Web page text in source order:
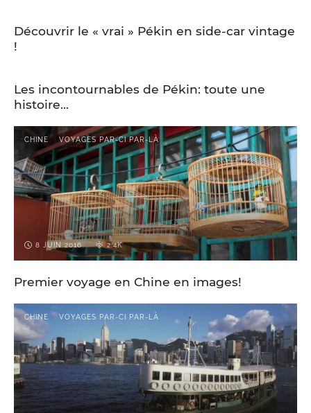
Découvrir le « vrai » Pékin en side-car vintage
!
Les incontournables de Pékin: toute une
histoire…
CHINE VOYAGES PAR-CI PAR-LÀ
8 JUIN 2016 2.4K
Premier voyage en Chine en images!
CHINE VOYAGES PAR-CI PAR-LÀ